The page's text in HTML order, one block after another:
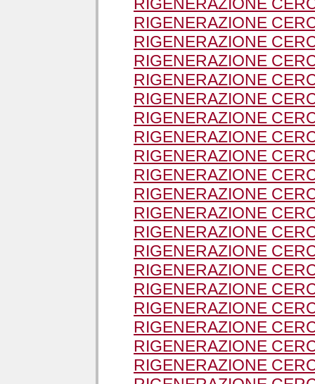
RIGENERAZIONE
RIGENERAZIONE
RIGENERAZIONE
RIGENERAZIONE
RIGENERAZIONE
RIGENERAZIONE
RIGENERAZIONE
RIGENERAZIONE
RIGENERAZIONE
RIGENERAZIONE
RIGENERAZIONE
RIGENERAZIONE
RIGENERAZIONE
RIGENERAZIONE
RIGENERAZIONE
RIGENERAZIONE
RIGENERAZIONE
RIGENERAZIONE
RIGENERAZIONE